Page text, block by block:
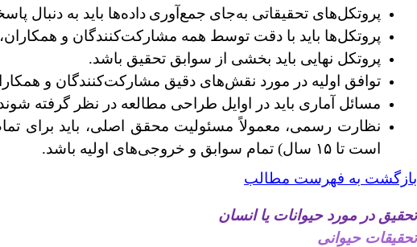
پروتکل‌های تحقیقاتی به‌جای جمع‌آوری داده‌ها باید به دنبال
پروتکل‌ها باید با دقت توسط همه مشارکت‌کنندگان و
پروتکل نهایی باید بخشی از سوابق تحقیق باشد.
توافق اولیه در مورد نقش‌های دقیق مشارکت‌کنندگان و
مسائل آماری باید در اوایل طراحی مطالعه در نظر گرفته
نظارت رسمی، معمولاً مسئولیت محقق اصلی، باید برای
است تا ۱۵ سال) تمام سوابق و خروجی‌های اولیه باشد.
بازگشت به فهرست مطالب
تحقیق در مورد حیوانات یا انسان
تحقیقات حیوانی